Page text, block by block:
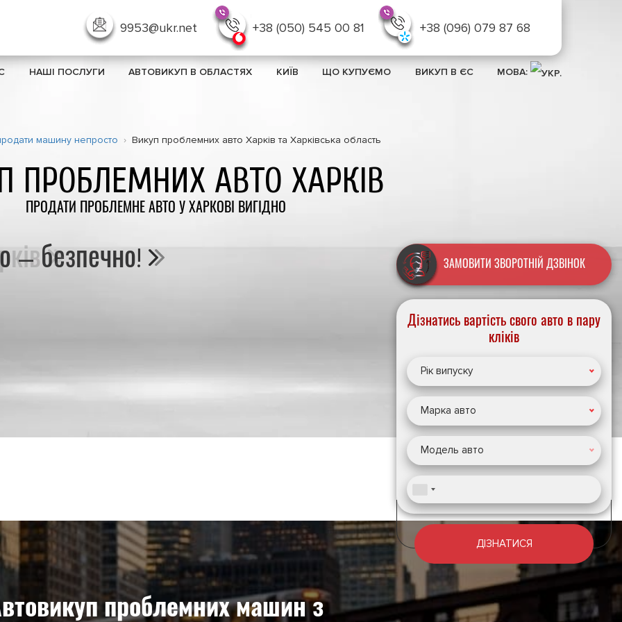
9953@ukr.net +38 (050) 545 00 81 +38 (096) 079 87 68
НАШІ ПОСЛУГИ АВТОВИКУП В ОБЛАСТЯХ КИЇВ ЩО КУПУЄМО ВИКУП В ЄС МОВА:
машину непросто Викуп проблемних авто Харків та Харківська область
ПРОБЛЕМНИХ АВТО ХАРКІВ
ПРОДАТИ ПРОБЛЕМНЕ АВТО У ХАРКОВІ ВИГІДНО
– безпечно! Продати проблемне
ЗАМОВИТИ ЗВОРОТНІЙ ДЗВІНОК
Дізнатись вартість свого авто в пару
кліків
Рік випуску
Марка авто
Модель авто
ДІЗНАТИСЯ
проблемних машин з